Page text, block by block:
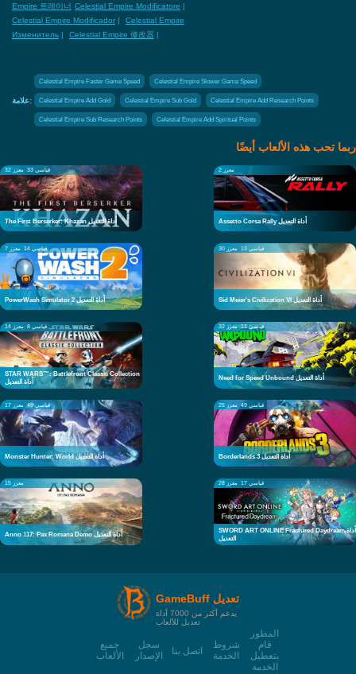
Empire 트레이너 Celestial Empire Modificatore |
Celestial Empire Modificador |
Celestial Empire
Изменитель | Celestial Empire 修改器 |
علامة:
Celestial Empire Faster Game Speed Celestial Empire Slower Game Speed
Celestial Empire Add Gold Celestial Empire Sub Gold Celestial Empire Add Research Points
Celestial Empire Sub Research Points Celestial Empire Add Spiritual Points
ربما تحب هذه الألعاب أيضًا
قياسي 33 معزز 32
The First Berserker: Khazan أداة التعديل
معزز 2
Assetto Corsa Rally أداة التعديل
قياسي 14 معزز 7
PowerWash Simulator 2 أداة التعديل
قياسي 13 معزز 30
Sid Meier's Civilization VI أداة التعديل
قياسي 8 معزز 14
STAR WARS™: Battlefront Classic Collection
أداة التعديل
قياسي 11 معزز 32
Need for Speed Unbound أداة التعديل
قياسي 49 معزز 17
Monster Hunter: World أداة التعديل
قياسي 49 معزز 25
Borderlands 3 أداة التعديل
معزز 15
Anno 117: Pax Romana Demo أداة التعديل
قياسي 17 معزز 28
SWORD ART ONLINE Fractured Daydream أداة
التعديل
GameBuff تعديل
يدعم أكثر من 7000 أداة
تعديل للألعاب
جميع
الألعاب
سجل
الإصدار
اتصل بنا
شروط
الخدمة
المطور
قام
بتعطيل
الخدمة